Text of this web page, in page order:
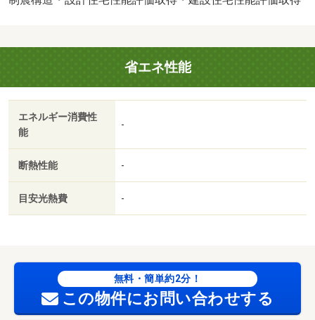
省エネ性能
エネルギー消費性
能
-
断熱性能 -
目安光熱費 -
無料・簡単約2分！
この物件にお問い合わせする